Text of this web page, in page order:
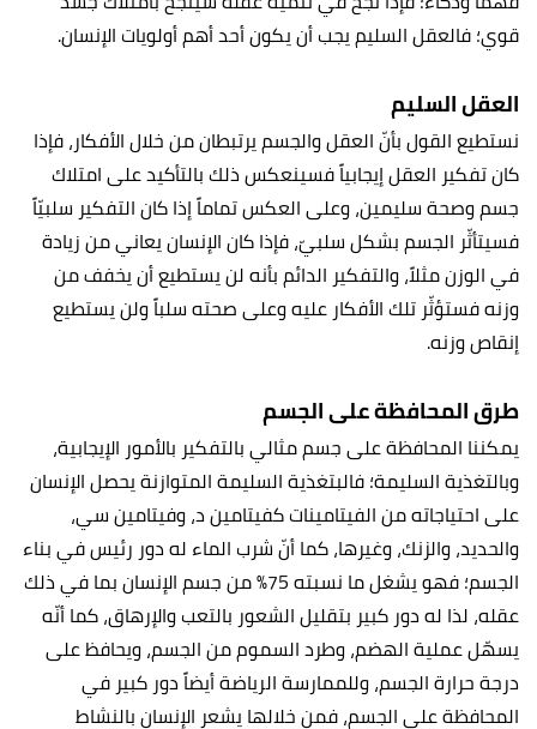
قوي؛ فالعقل السليم يجب أن يكون أحد أهم أولويات الإنسان.
العقل السليم
نستطيع القول بأنّ العقل والجسم يرتبطان من خلال الأفكار، فإذا
كان تفكير العقل إيجابياً فسينعكس ذلك بالتأكيد على امتلاك
جسم وصحة سليمين، وعلى العكس تماماً إذا كان التفكير سلبيّاً
فسيتأثّر الجسم بشكل سلبيّ، فإذا كان الإنسان يعاني من زيادة
في الوزن مثلاً، والتفكير الدائم بأنه لن يستطيع أن يخفف من
وزنه فستؤثّر تلك الأفكار عليه وعلى صحته سلباً ولن يستطيع
إنقاص وزنه.
طرق المحافظة على الجسم
يمكننا المحافظة على جسم مثالي بالتفكير بالأمور الإيجابية،
وبالتغذية السليمة؛ فالبتغذية السليمة المتوازنة يحصل الإنسان
على احتياجاته من الفيتامينات كفيتامين د، وفيتامين سي،
والحديد، والزنك، وغيرها، كما أنّ شرب الماء له دور رئيس في بناء
الجسم؛ فهو يشغل ما نسبته 75% من جسم الإنسان بما في ذلك
عقله، لذا له دور كبير بتقليل الشعور بالتعب والإرهاق، كما أنّه
يسهّل عملية الهضم، وطرد السموم من الجسم، ويحافظ على
درجة حرارة الجسم، وللممارسة الرياضة أيضاً دور كبير في
المحافظة على الجسم، فمن خلالها يشعر الإنسان بالنشاط